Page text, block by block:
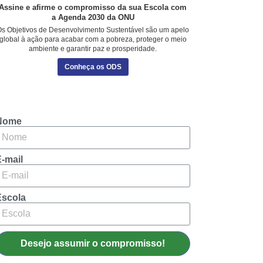
e afirme o compromisso da sua Escola com
a Agenda 2030 da ONU
Objetivos de Desenvolvimento Sustentável são um apelo
à ação para acabar com a pobreza, proteger o meio
ambiente e garantir paz e prosperidade.
Conheça os ODS
mail
Desejo assumir o compromisso!